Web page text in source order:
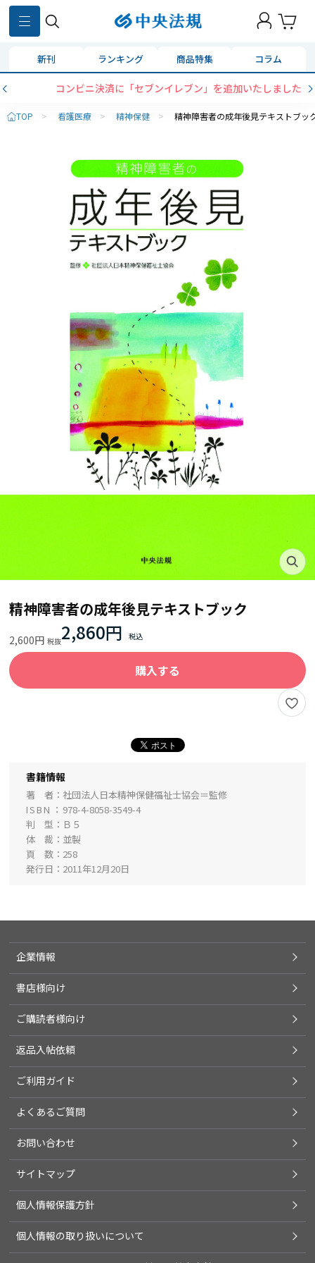
新刊 ランキング 商品特集 コラム
コンビニ決済に「セブンイレブン」を追加いたしました
TOP > 看護医療 > 精神保健 > 精神障害者の成年後見テキストブッ
精神障害者の成年後見テキストブック
2,600円 2,860円
購入する
書籍情報
著 者
社団法人日本精神保健福祉士協会＝監修
ISBN
978-4-8058-3549-4
判 型
Ｂ５
体 裁
並製
頁 数
258
発行日
2011年12月20日
企業情報
書店様向け
ご購読者様向け
返品入帖依頼
ご利用ガイド
よくあるご質問
お問い合わせ
サイトマップ
個人情報保護方針
個人情報の取り扱いについて